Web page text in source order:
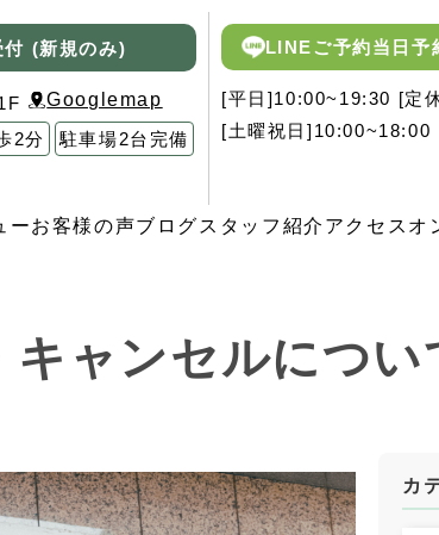
付 (新規のみ)
Googlemap
2分
駐車場2台完備
LINEご予約当日予
[平日]10:00~19:30 [定
[土曜祝日]10:00~18:00
ーお客様の声ブログ スタッフ紹介 アクセス オ
キャンセルについ
カ